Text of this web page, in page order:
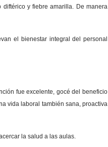
y fiebre amarilla. De manera
el bienestar integral del personal
fue excelente, gocé del beneficio
vida laboral también sana, proactiva
la salud a las aulas.